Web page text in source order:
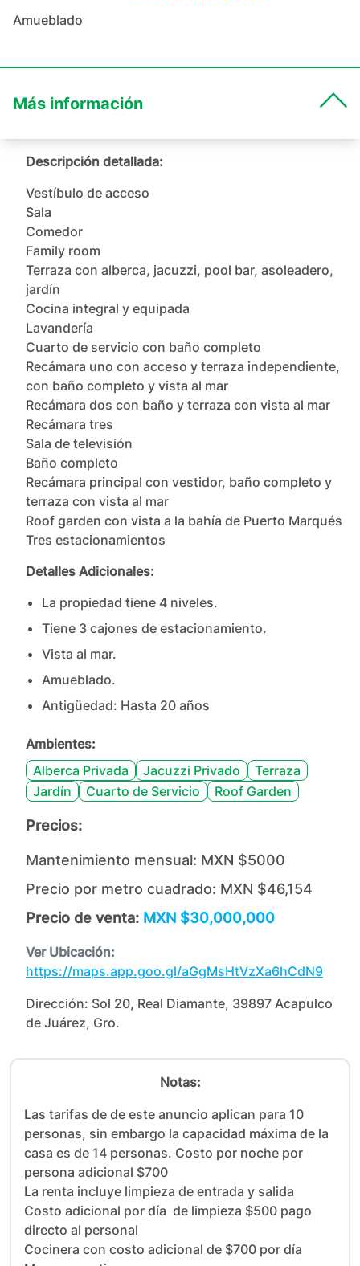
Amueblado
Más información
Descripción detallada:
Vestíbulo de acceso
Sala
Comedor
Family room
Terraza con alberca, jacuzzi, pool bar, asoleadero,
jardín
Cocina integral y equipada
Lavandería
Cuarto de servicio con baño completo
Recámara uno con acceso y terraza independiente,
con baño completo y vista al mar
Recámara dos con baño y terraza con vista al mar
Recámara tres
Sala de televisión
Baño completo
Recámara principal con vestidor, baño completo y
terraza con vista al mar
Roof garden con vista a la bahía de Puerto Marqués
Tres estacionamientos
Detalles Adicionales:
La propiedad tiene 4 niveles.
Tiene 3 cajones de estacionamiento.
Vista al mar.
Amueblado.
Antigüedad: Hasta 20 años
Ambientes:
Alberca Privada
Jacuzzi Privado
Terraza
Jardín
Cuarto de Servicio Roof Garden
Precios:
Mantenimiento mensual: MXN $5000
Precio por metro cuadrado: MXN $46,154
Precio de venta: MXN $30,000,000
Ver Ubicación:
https://maps.app.goo.gl/aGgMsHtVzXa6hCdN9
Dirección: Sol 20, Real Diamante, 39897 Acapulco
de Juárez, Gro.
Notas:
Las tarifas de de este anuncio aplican para 10
personas, sin embargo la capacidad máxima de la
casa es de 14 personas. Costo por noche por
persona adicional $700
La renta incluye limpieza de entrada y salida
Costo adicional por día  de limpieza $500 pago
directo al personal
Cocinera con costo adicional de $700 por día